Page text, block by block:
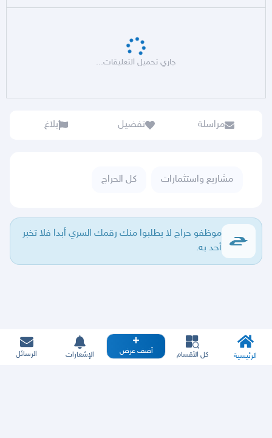
جاري تحميل التعليقات...
مراسلة تفضيل بلاغ
مشاريع واستثمارات كل الحراج
موظفو حراج لا يطلبوا منك رقمك السري أبدا فلا تخبر
أحد به.
الرئيسية كل الأقسام أضف عرض الإشعارات الرسائل